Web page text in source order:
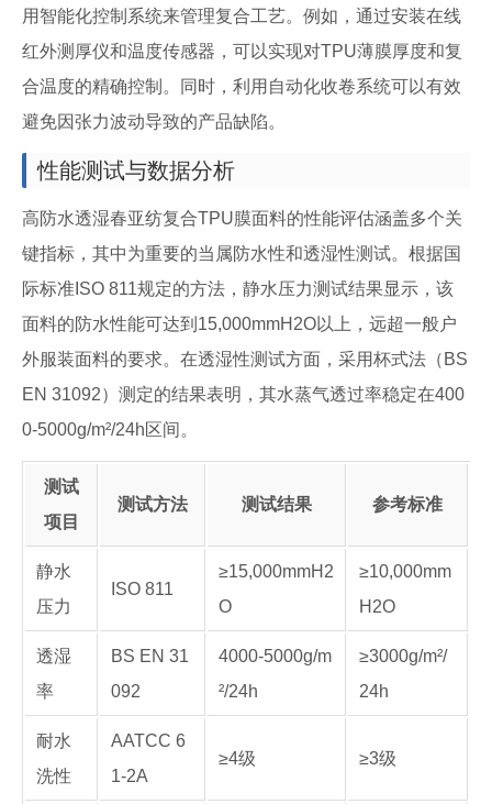
用智能化控制系统来管理复合工艺。例如，通过安装在线
红外测厚仪和温度传感器，可以实现对TPU薄膜厚度和复
合温度的精确控制。同时，利用自动化收卷系统可以有效
避免因张力波动导致的产品缺陷。
性能测试与数据分析
高防水透湿春亚纺复合TPU膜面料的性能评估涵盖多个关
键指标，其中为重要的当属防水性和透湿性测试。根据国
际标准ISO 811规定的方法，静水压力测试结果显示，该
面料的防水性能可达到15,000mmH2O以上，远超一般户
外服装面料的要求。在透湿性测试方面，采用杯式法（BS
EN 31092）测定的结果表明，其水蒸气透过率稳定在400
0-5000g/m²/24h区间。
测试
项目
测试方法 测试结果 参考标准
静水
压力
ISO 811
≥15,000mmH2
O
≥10,000mm
H2O
透湿
率
BS EN 31
092
4000-5000g/m
²/24h
≥3000g/m²/
24h
耐水
洗性
AATCC 6
1-2A
≥4级 ≥3级